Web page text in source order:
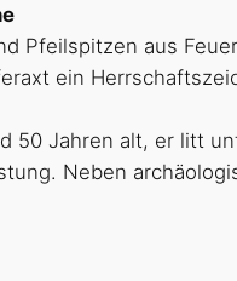
Pfeilspitzen aus
ein
50 Jahren alt, er litt
Neben